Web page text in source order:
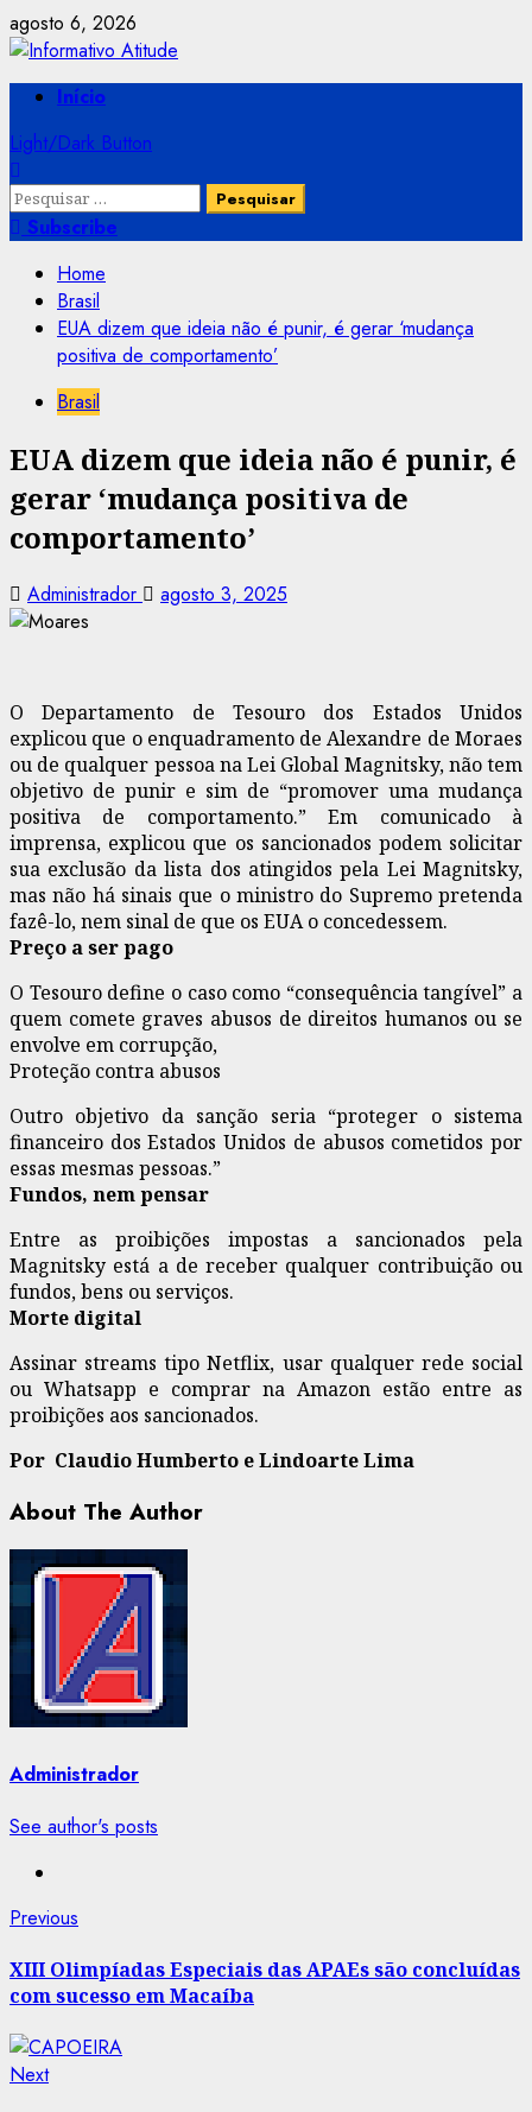
Skip
to
content
agosto 6, 2026
PrimaryInício
Light/Dark Button
Pesquisar
por:Subscribe
Home
Brasil
EUA dizem que ideia não é punir, é gerar ‘mudança
positiva de comportamento’
Brasil
EUA dizem que ideia não é punir, é
gerar ‘mudança positiva de
comportamento’
Administrador agosto 3, 2025
O Departamento de Tesouro dos Estados Unidos
explicou que o enquadramento de Alexandre de Moraes
ou de qualquer pessoa na Lei Global Magnitsky, não tem
objetivo de punir e sim de “promover uma mudança
positiva de comportamento.” Em comunicado à
imprensa, explicou que os sancionados podem solicitar
sua exclusão da lista dos atingidos pela Lei Magnitsky,
mas não há sinais que o ministro do Supremo pretenda
fazê-lo, nem sinal de que os EUA o concedessem.
Preço a ser pago
O Tesouro define o caso como “consequência tangível” a
quem comete graves abusos de direitos humanos ou se
envolve em corrupção,
Proteção contra abusos
Outro objetivo da sanção seria “proteger o sistema
financeiro dos Estados Unidos de abusos cometidos por
essas mesmas pessoas.”
Fundos, nem pensar
Entre as proibições impostas a sancionados pela
Magnitsky está a de receber qualquer contribuição ou
fundos, bens ou serviços.
Morte digital
Assinar streams tipo Netflix, usar qualquer rede social
ou Whatsapp e comprar na Amazon estão entre as
proibições aos sancionados.
Por Claudio Humberto e Lindoarte Lima
About The Author
Administrador
See author's posts
Post
navigation
Previous
XIII Olimpíadas Especiais das APAEs são concluídas
com sucesso em Macaíba
NextNext